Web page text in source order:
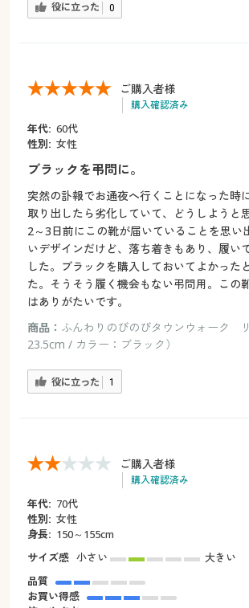
役に立った 0
ご購入者様
購入確認済み
年代: 60代
性別: 女性
ブラックを弔問に。
突然の訃報でお通夜へ行くことになった時
取り出したら劣化していて、どうしようと
2～3日前にこの靴が届いていることを思い
いデザインだけど、落ち着きもあり、履い
した。ブラックを購入しておいてよかった
た。そうそう履く機会もない弔問用。この
はありがたいです。
商品： ふんわりのびのびタウンウォーク
23.5cm / カラー：ブラック）
役に立った 1
ご購入者様
購入確認済み
年代: 70代
性別: 女性
身長: 150～155cm
サイズ感 小さい
大きい
品質
お買い得感